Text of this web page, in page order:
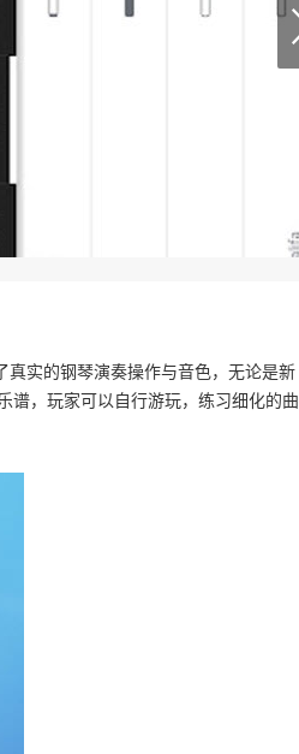
真实的钢琴演奏操作与音色，无论是新
谱，玩家可以自行游玩，练习细化的曲